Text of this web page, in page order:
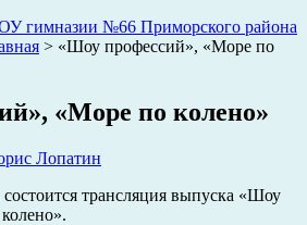
гимназии №66 Приморского района
> «Шоу профессий», «Море по
«Море по колено»
Лопатин
трансляция выпуска «Шоу